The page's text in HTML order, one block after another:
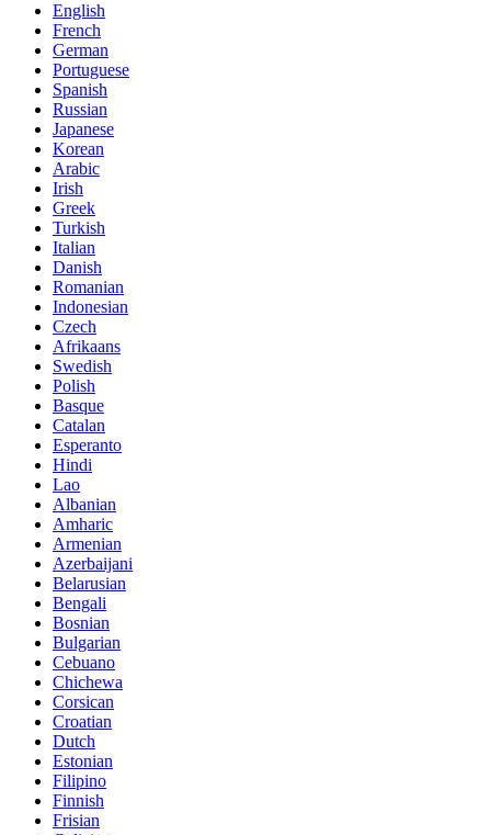
English
French
German
Portuguese
Spanish
Russian
Japanese
Korean
Arabic
Irish
Greek
Turkish
Italian
Danish
Romanian
Indonesian
Czech
Afrikaans
Swedish
Polish
Basque
Catalan
Esperanto
Hindi
Lao
Albanian
Amharic
Armenian
Azerbaijani
Belarusian
Bengali
Bosnian
Bulgarian
Cebuano
Chichewa
Corsican
Croatian
Dutch
Estonian
Filipino
Finnish
Frisian